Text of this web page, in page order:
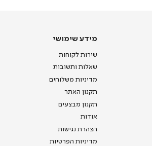
מידע
מידע שימושי
שירות לקוחות
שאלות ותשובות
מדיניות משלוחים
תקנון האתר
תקנון מבצעים
אודות
הצהרת נגישות
מדיניות הפרטיות